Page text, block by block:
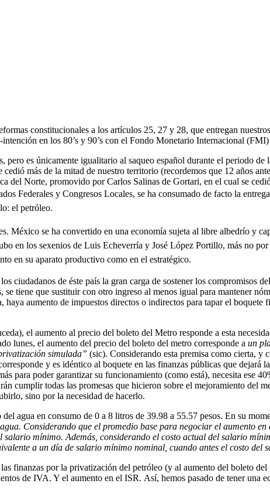
constitucionales a los artículos 25, 27 y 28, que entregan
en los 80’s y 90’s con el Fondo Monetario Internacional
pero es únicamente igualitario al saqueo español durante el periodo
más de la mitad de nuestro territorio (recordemos que 12 años
del Norte, promovido por Carlos Salinas de Gortari, en el cual se
Federales y Congresos Locales, se ha consumado de facto la entrega
el petróleo.
México se ha convertido en una economía sujeta al libre albedrío y
en los sexenios de Luis Echeverría y José López Portillo, más no
en su aparato productivo como en el estratégico.
ciudadanos de éste país la gran carga de sostener los compromisos
tiene que sustituir con otro ingreso al menos igual para mantener
aumento de impuestos directos o indirectos para tapar el
el aumento al precio del boleto del Metro responde a esta
lunes, el aumento del precio del boleto del metro corresponde a un
simulada” (sic). Considerando esta premisa como cierta, y
y es idéntico al boquete en las finanzas públicas que
para poder garantizar su funcionamiento (como está), necesita ese
cumplir todas las promesas que hicieron sobre el mejoramiento del
sino por la necesidad de hacerlo.
agua en consumo de 0 a 8 litros de 39.98 a 55.57 pesos. En su
Considerando que el promedio base para negociar el aumento
salario mínimo. Además, considerando el costo actual del salario
a un día de salario mínimo nominal, cuando antes el costo
finanzas por la privatización del petróleo (y al aumento del boleto
de IVA. Y el aumento en el ISR. Así, hemos pasado de tener una